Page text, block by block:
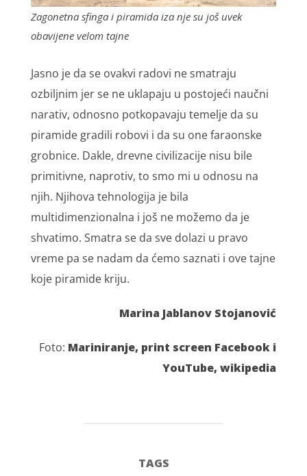
Zagonetna sfinga i piramida iza nje su još uvek
obavijene velom tajne
Jasno je da se ovakvi radovi ne smatraju
ozbiljnim jer se ne uklapaju u postojeći naučni
narativ, odnosno potkopavaju temelje da su
piramide gradili robovi i da su one faraonske
grobnice. Dakle, drevne civilizacije nisu bile
primitivne, naprotiv, to smo mi u odnosu na
njih. Njihova tehnologija je bila
multidimenzionalna i još ne možemo da je
shvatimo. Smatra se da sve dolazi u pravo
vreme pa se nadam da ćemo saznati i ove tajne
koje piramide kriju.
Marina Jablanov Stojanović
Foto: Mariniranje, print screen Facebook i
YouTube, wikipedia
TAGS